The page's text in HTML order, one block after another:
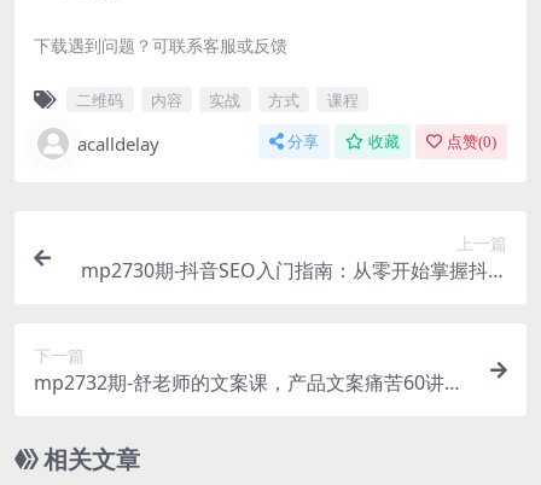
下载遇到问题？可联系客服或反馈
二维码 内容 实战 方式 课程
acalldelay 分享 收藏 点赞(0)
上一篇
mp2730期-抖音SEO入门指南：从零开始掌握抖音
下一篇
mp2732期-舒老师的文案课，产品文案痛苦60讲，
(“深度解析产品文案舒老师的60讲文案课引领你成
为优秀文案创作者”)
相关文章